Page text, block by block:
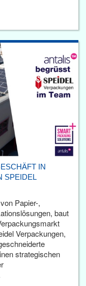
IN
SPEIDEL
Papier-,
baut
Verpackungen,
strategischen